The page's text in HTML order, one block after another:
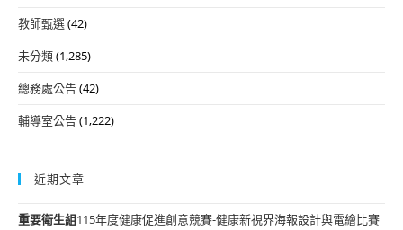
教師甄選(42)
未分類(1,285)
總務處公告(42)
輔導室公告(1,222)
近期文章
重要衛生組115年度健康促進創意競賽-健康新視界海報設計與電繪比賽